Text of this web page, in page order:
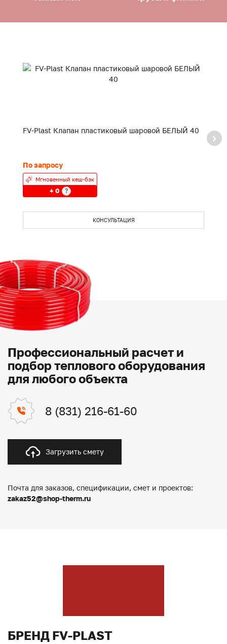
FV-Plast Клапан пластиковый шаровой БЕЛЫЙ 40
По запросу
Мгновенный кеш-бэк
+ 0 ?
КОНСУЛЬТАЦИЯ
Профессиональный расчет и
подбор теплового оборудования
для любого объекта
8 (831) 216-61-60
Загрузить смету
Почта для заказов, спецификации, смет и проектов:
zakaz52@shop-therm.ru
БРЕНД FV-PLAST